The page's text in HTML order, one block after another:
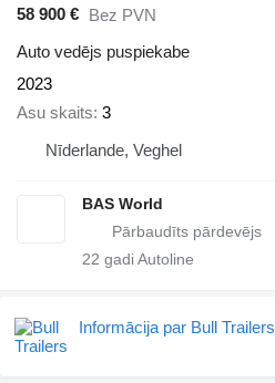
58 900 € Bez PVN
Auto vedējs puspiekabe
2023
Asu skaits 3
Nīderlande, Veghel
BAS World
22 gadi Autoline
Informācija par Bull Trailers